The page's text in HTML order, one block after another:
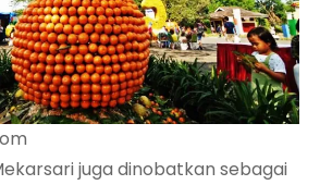
juga dinobatkan sebagai